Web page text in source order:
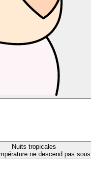
Nuits tropicales
ne descend pas sous